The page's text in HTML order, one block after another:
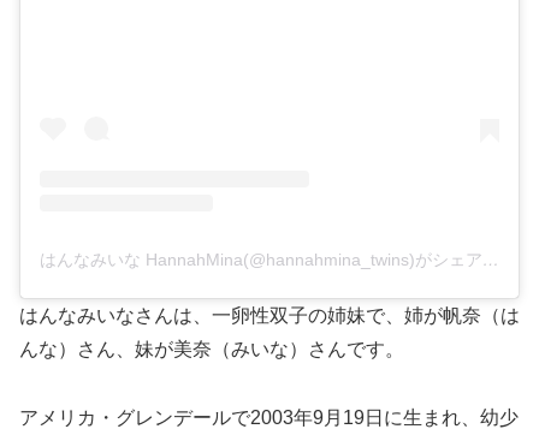
はんなみいな HannahMina(@hannahmina_twins)がシェアした投稿
はんなみいなさんは、一卵性双子の姉妹で、姉が帆奈（は
んな）さん、妹が美奈（みいな）さんです。
アメリカ・グレンデールで2003年9月19日に生まれ、幼少